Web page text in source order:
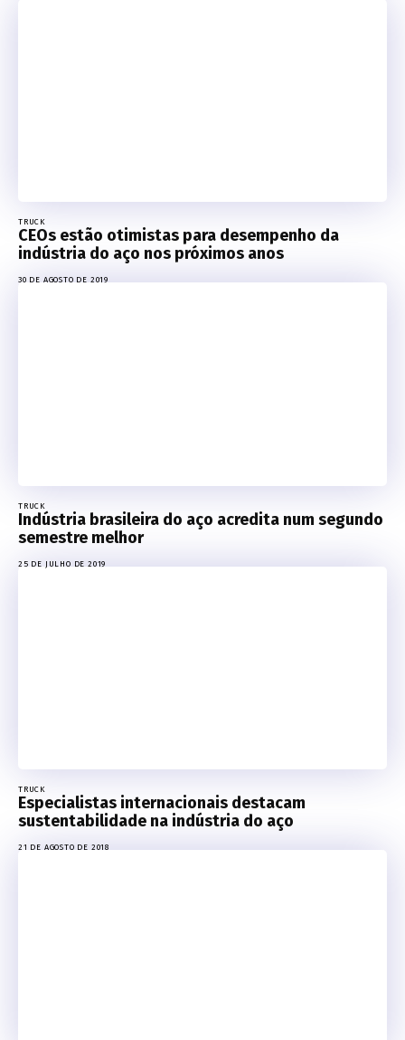
TRUCK
CEOs estão otimistas para desempenho da
indústria do aço nos próximos anos
30 DE AGOSTO DE 2019
TRUCK
Indústria brasileira do aço acredita num segundo
semestre melhor
25 DE JULHO DE 2019
TRUCK
Especialistas internacionais destacam
sustentabilidade na indústria do aço
21 DE AGOSTO DE 2018